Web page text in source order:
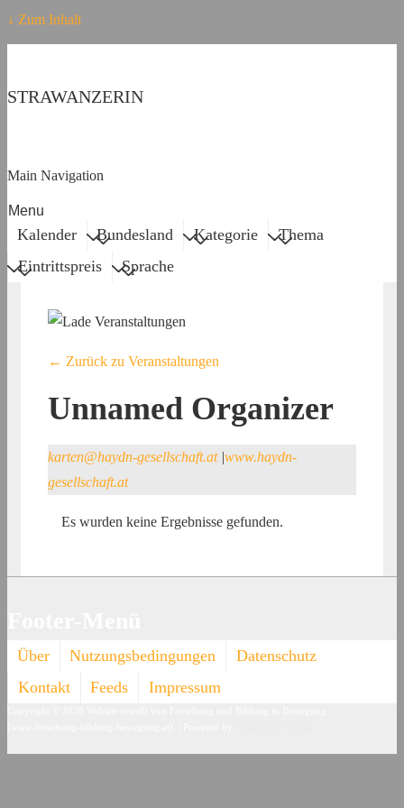
↓ Zum Inhalt
STRAWANZERIN
Main Navigation
Menu
Kalender Bundesland Kategorie
Thema
Eintrittspreis
Sprache
← Zurück zu Veranstaltungen
Unnamed Organizer
karten@haydn-gesellschaft.at |www.haydn-
gesellschaft.at
Es wurden keine Ergebnisse gefunden.
Über Nutzungsbedingungen
Datenschutz
Kontakt
Feeds Impressum